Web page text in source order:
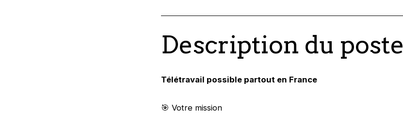
Description du poste
Télétravail possible partout en France
🎯 Votre mission